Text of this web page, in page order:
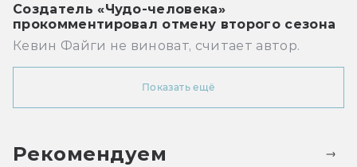
Создатель «Чудо-человека»
прокомментировал отмену второго сезона
Кевин Файги не виноват, считает автор.
Показать ещё
Рекомендуем